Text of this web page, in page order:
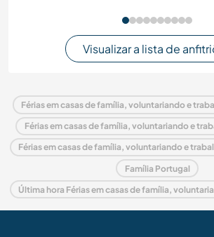
Visualizar a lista de
Férias em casas de família, voluntariando e
Férias em casas de família, voluntariando e
Família Portugal